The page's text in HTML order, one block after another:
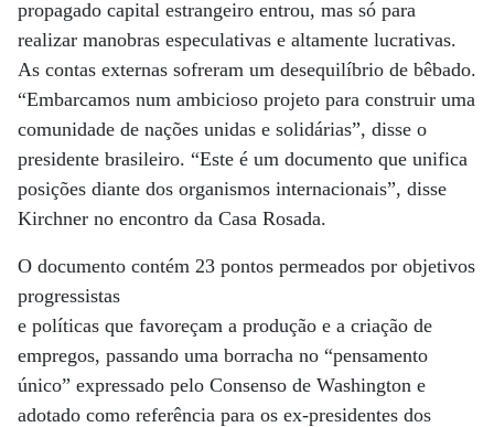
propagado capital estrangeiro entrou, mas só para
realizar manobras especulativas e altamente lucrativas.
As contas externas sofreram um desequilíbrio de bêbado.
“Embarcamos num ambicioso projeto para construir uma
comunidade de nações unidas e solidárias”, disse o
presidente brasileiro. “Este é um documento que unifica
posições diante dos organismos internacionais”, disse
Kirchner no encontro da Casa Rosada.
O documento contém 23 pontos permeados por objetivos
progressistas
e políticas que favoreçam a produção e a criação de
empregos, passando uma borracha no “pensamento
único” expressado pelo Consenso de Washington e
adotado como referência para os ex-presidentes dos